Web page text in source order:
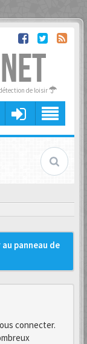
de loisir
panneau de
connecter.